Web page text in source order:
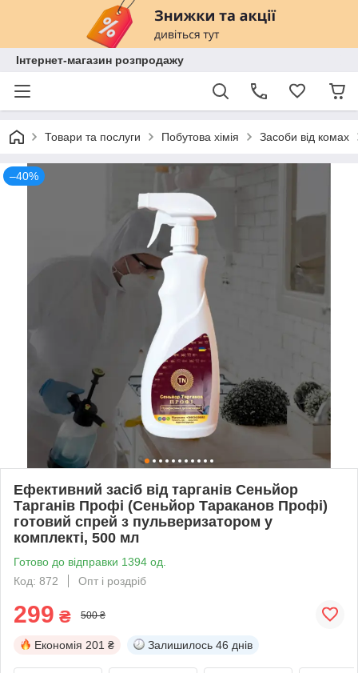
Інтернет-магазин розпродажу
Товари та послуги Побутова хімія Засоби від комах
–40%
Ефективний засіб від тарганів Сеньйор
Тарганів Профі (Сеньйор Тараканов Профі)
готовий спрей з пульверизатором у
комплекті, 500 мл
Готово до відправки 1394 од.
Код: 872
Опт і роздріб
299 ₴ 500 ₴
Економія 201 ₴ Залишилось 46 днів